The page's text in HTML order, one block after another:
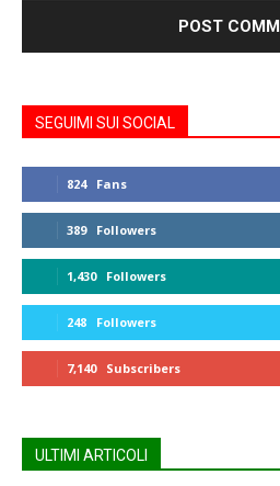
SEGUIMI SUI SOCIAL
824 Fans
389 Followers
1,430 Followers
248 Followers
7,140 Subscribers
ULTIMI ARTICOLI